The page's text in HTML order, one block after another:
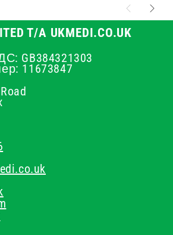
T/A UKMEDI.CO.UK
GB384321303
11673847